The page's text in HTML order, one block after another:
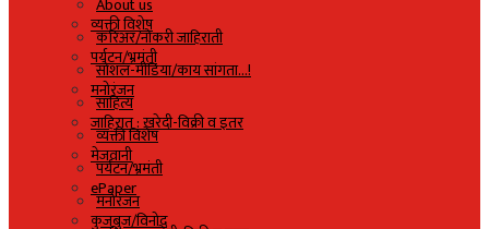
व्यक्ती विशेष
पर्यटन/भ्रमंती
मनोरंजन
जाहिरात : खरेदी-विक्री व इतर
मेजवानी
ePaper
कुजबुज/विनोद
करिअर/नोकरी जाहिराती
सोशल-मीडिया/काय सांगता…!
साहित्य
व्यक्ती विशेष
पर्यटन/भ्रमंती
मनोरंजन